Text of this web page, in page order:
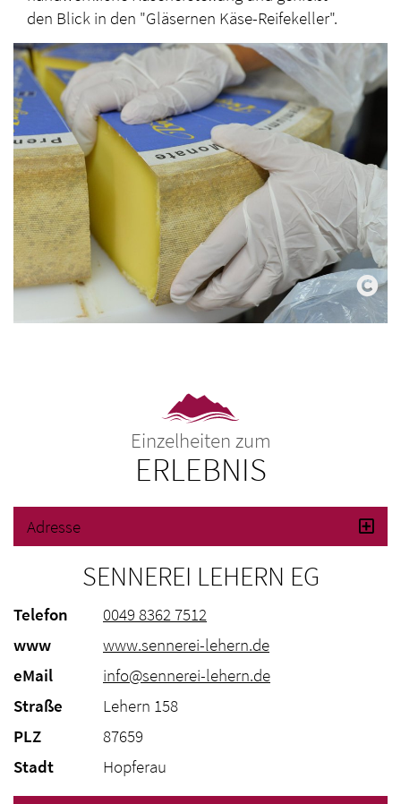
den Blick in den "Gläsernen Käse-Reifekeller".
Einzelheiten zum
ERLEBNIS
Adresse
SENNEREI LEHERN EG
Telefon
0049 8362 7512
www
www.sennerei-lehern.de
eMail
info@sennerei-lehern.de
Straße
Lehern 158
PLZ
87659
Stadt
Hopferau